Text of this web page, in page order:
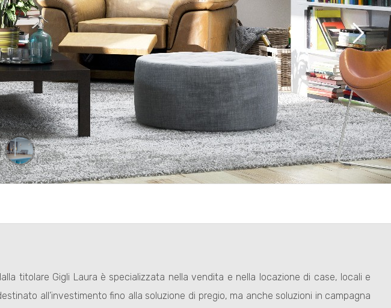
titolare Gigli Laura è specializzata nella vendita e nella locazione di case, locali e
all’investimento fino alla soluzione di pregio, ma anche soluzioni in campagna